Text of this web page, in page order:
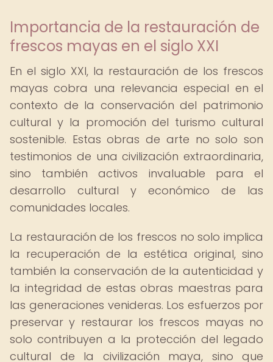
Importancia de la restauración de
frescos mayas en el siglo XXI
En el siglo XXI, la restauración de los frescos
mayas cobra una relevancia especial en el
contexto de la conservación del patrimonio
cultural y la promoción del turismo cultural
sostenible. Estas obras de arte no solo son
testimonios de una civilización extraordinaria,
sino también activos invaluable para el
desarrollo cultural y económico de las
comunidades locales.
La restauración de los frescos no solo implica
la recuperación de la estética original, sino
también la conservación de la autenticidad y
la integridad de estas obras maestras para
las generaciones venideras. Los esfuerzos por
preservar y restaurar los frescos mayas no
solo contribuyen a la protección del legado
cultural de la civilización maya, sino que